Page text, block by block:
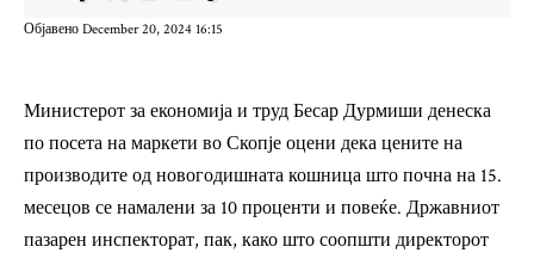
Објавено December 20, 2024 16:15
Министерот за економија и труд Бесар Дурмиши денеска
по посета на маркети во Скопје оцени дека цените на
производите од новогодишната кошница што почна на 15.
месецов се намалени за 10 проценти и повеќе. Државниот
пазарен инспекторат, пак, како што соопшти директорот